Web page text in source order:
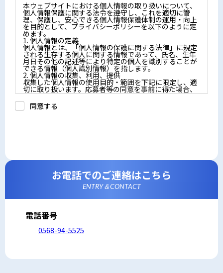
本ウェブサイトにおける個人情報の取り扱いについて、
個人情報保護に関する法令を遵守し、これを適切に管
理、保護し、安心できる個人情報保護体制の運用・向上
を目的として、プライバシーポリシーを以下のように定
めます。
1. 個人情報の定義
個人情報とは、「個人情報の保護に関する法律」に規定
される生存する個人に関する情報であって、氏名、生年
月日その他の記述等により特定の個人を識別することが
できる情報（個人識別情報）を指します。
2. 個人情報の収集、利用、提供
収集した個人情報の使用目的・範囲を下記に限定し、適
切に取り扱います。応募者等の同意を事前に得た場合、
又は法令により許された場合を除き、個人情報を第三者
に提供しません。
a.応募者等からのお問い合わせに対応・管理するため
な期間、妥当な範囲内でこれに応じます。
応募者等の個人情報の取得、利用その他一切の取り扱い
について、個人情報の保護に関する法律、その他の関連
法令、及び本プライバシーポリシーを遵守します。
応募者等の個人情報を正確かつ最新の内容に保つよう努
及び毀損から保護するため、必要な安全管理措置を講じ
ます。
6. Cookieについて
本ウェブサイトでは、一部のコンテンツにおいてCookie
同意する
お電話でのご連絡はこちら
ENTRY＆CONTACT
電話番号
0568-94-5525